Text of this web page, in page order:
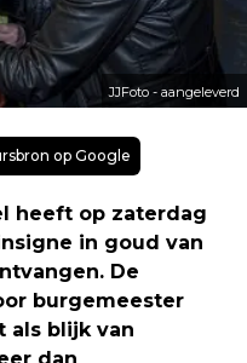
JJFoto - aangeleverd
op Google
heeft op zaterdag
in goud van
De
burgemeester
als blijk van